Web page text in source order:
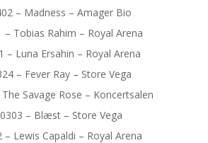
– Madness – Amager Bio
– Tobias Rahim – Royal Arena
– Luna Ersahin – Royal Arena
– Fever Ray – Store Vega
Savage Rose – Koncertsalen
– Blæst – Store Vega
– Lewis Capaldi – Royal Arena